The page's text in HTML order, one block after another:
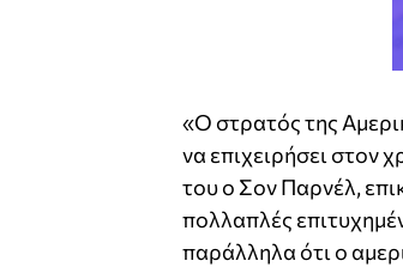
«Ο στρατός της
να επιχειρήσει στον
του ο Σον Παρνέλ,
πολλαπλές
παράλληλα ότι ο